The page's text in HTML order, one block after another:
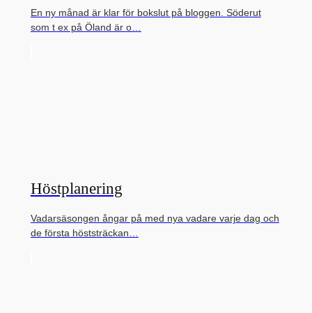
En ny månad är klar för bokslut på bloggen. Söderut
som t ex på Öland är o…
Höstplanering
Vadarsäsongen ångar på med nya vadare varje dag och
de första höststräckan…